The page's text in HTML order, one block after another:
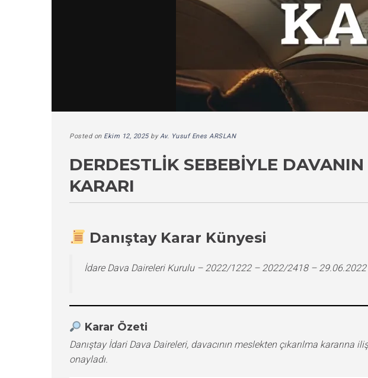
Posted on Ekim 12, 2025byAv. Yusuf Enes ARSLAN
DERDESTLIK SEBEBIYLE
KARARI
Danıştay Karar Künyesi
İdare Dava Daireleri Kurulu – 2022/1222 – 2022/2418 – 29.06.2022
Karar Özeti
Danıştay İdari Dava Daireleri, davacının meslekten çıkarılma
onayladı.